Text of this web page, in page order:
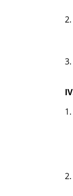
2.
3.
1.
2.